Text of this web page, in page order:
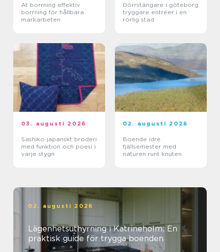
At borrning effektiv
borrning för hållbara
markarbeten
Dörrstängare i göteborg
tryggare entréer i en
rörlig stad
03. augusti 2026
Sashiko japanskt broderi
med funktion och poesi i
varje stygn
02. augusti 2026
Boende idre
fjällsemester med
naturen runt knuten
02. augusti 2026
Lägenhetsuthyrning i Katrineholm: En
praktisk guide för trygga boenden